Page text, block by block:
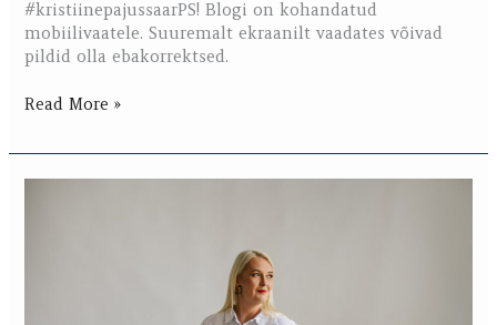
#kristiinepajussaarPS! Blogi on kohandatud
mobiilivaatele. Suuremalt ekraanilt vaadates võivad
pildid olla ebakorrektsed.
Read More »